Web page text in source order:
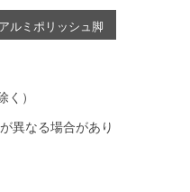
異なる場合があり
）
ルミポリッシュ脚